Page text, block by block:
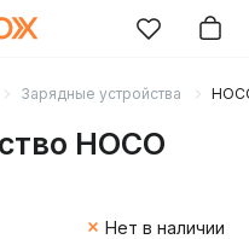
Зарядные устройства
HOCO
Нет в наличии